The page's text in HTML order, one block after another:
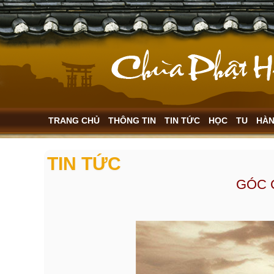
TRANG CHỦ THÔNG TIN TIN TỨC HỌC TU
TIN TỨC
GÓC